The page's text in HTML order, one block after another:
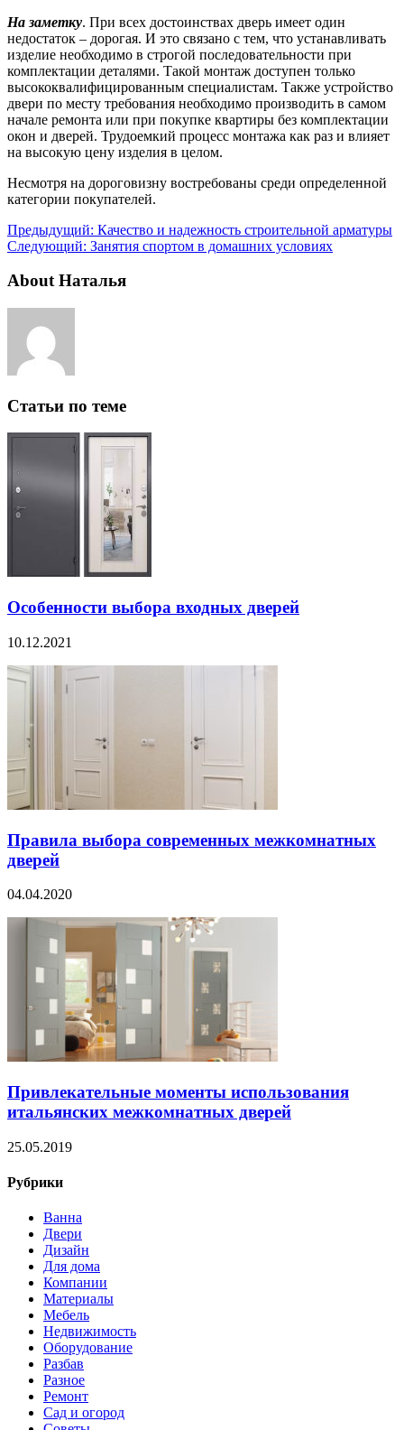
На заметку. При всех достоинствах дверь имеет один
недостаток – дорогая. И это связано с тем, что устанавливать
изделие необходимо в строгой последовательности при
комплектации деталями. Такой монтаж доступен только
высококвалифицированным специалистам. Также устройство
двери по месту требования необходимо производить в самом
начале ремонта или при покупке квартиры без комплектации
окон и дверей. Трудоемкий процесс монтажа как раз и влияет
на высокую цену изделия в целом.
Несмотря на дороговизну востребованы среди определенной
категории покупателей.
Предыдущий: Качество и надежность строительной арматуры
Следующий: Занятия спортом в домашних условиях
About Наталья
Статьи по теме
Особенности выбора входных дверей
10.12.2021
Правила выбора современных межкомнатных
дверей
04.04.2020
Привлекательные моменты использования
итальянских межкомнатных дверей
25.05.2019
Рубрики
Ванна
Двери
Дизайн
Для дома
Компании
Материалы
Мебель
Недвижимость
Оборудование
Разбав
Разное
Ремонт
Сад и огород